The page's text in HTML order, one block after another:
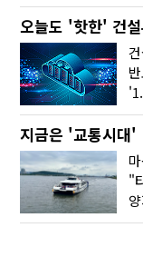
오늘도 '핫한' 건
지금은 '교통시대'